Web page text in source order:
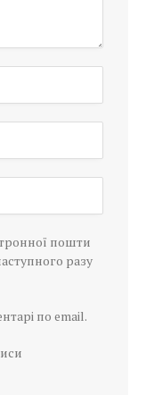
пошти
разу
по email.